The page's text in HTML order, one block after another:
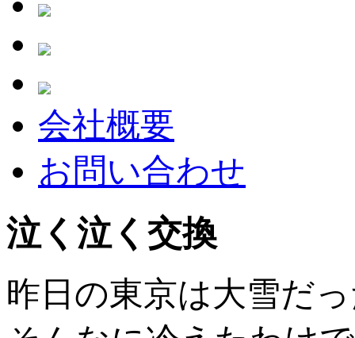
会社概要
お問い合わせ
泣く泣く交換
昨日の東京は大雪だ